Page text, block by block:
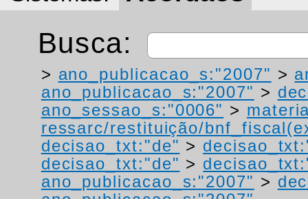
Busca:
> ano_publicacao_s:"2007" >
ano_publicacao_s:"2007" >
ano_sessao_s:"0006" >
ressarc/restituição/
decisao_txt:"de" >
decisao_txt:"de" >
ano_publicacao_s:"2007" >